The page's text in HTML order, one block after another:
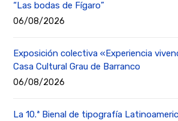
“Las bodas de Fígaro”
06/08/2026
Exposición colectiva «Experiencia
Casa Cultural Grau de Barranco
06/08/2026
La 10.ª Bienal de tipografía